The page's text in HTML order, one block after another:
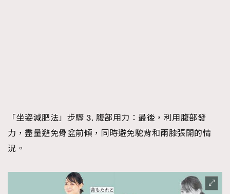
「坐姿減肥法」步驟 3. 腹部用力： 最後，利用腹部發
力，盡量避免骨盆前傾，同時避免駝背和兩膝張開的情
況。